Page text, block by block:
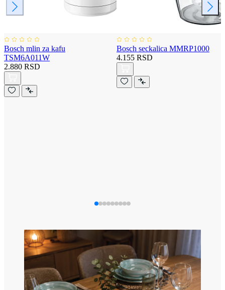
Bosch mlin za kafu
TSM6A011W
2.880 RSD
Bosch seckalica MMRP1000
4.155 RSD